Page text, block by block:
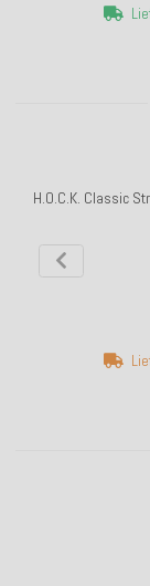
H.O.C.K. Classic